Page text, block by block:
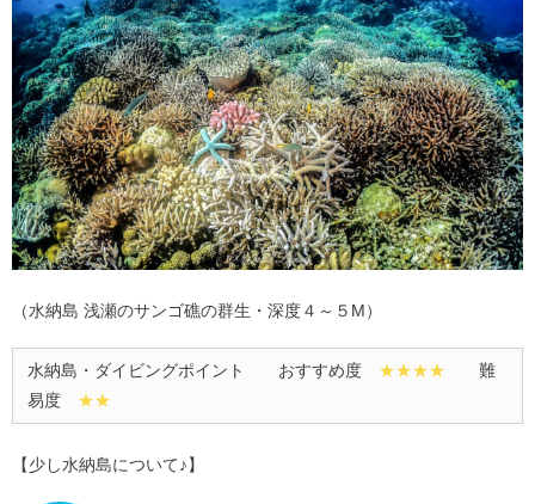
（水納島 浅瀬のサンゴ礁の群生・深度４～５M）
水納島・ダイビングポイント おすすめ度 ★★★★ 難
易度 ★★
【少し水納島について♪】